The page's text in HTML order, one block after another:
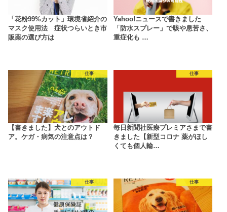
「花粉99%カット」環境省紹介の
マスク使用法 症状つらいとき市
販薬の選び方は
Yahoo!ニュースで書きました
「防水スプレー」で咳や息苦さ、
重症化も …
仕事
【書きました】犬とのアウトド
ア。ケガ・病気の注意点は？
仕事
毎日新聞社医療プレミアさまで書
きました【新型コロナ 薬がほし
くても個人輸…
仕事 仕事